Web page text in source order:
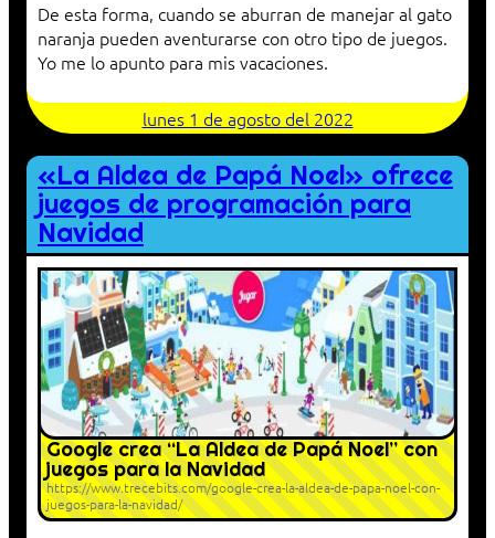
De esta forma, cuando se aburran de manejar al gato
naranja pueden aventurarse con otro tipo de juegos.
Yo me lo apunto para mis vacaciones.
lunes 1 de agosto del 2022
«La Aldea de Papá Noel» ofrece
juegos de programación para
Navidad
Google crea “La Aldea de Papá Noel” con
juegos para la Navidad
https://www.trecebits.com/google-crea-la-aldea-de-papa-noel-con-
juegos-para-la-navidad/